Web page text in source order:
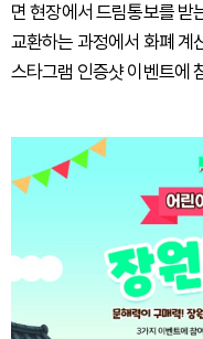
면 현장에서 드림통보를 받
교환하는 과정에서 화폐 계
스타그램 인증샷 이벤트에